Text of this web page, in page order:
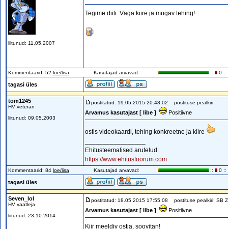
liitunud: 11.05.2007
Tegime diili. Väga kiire ja mugav tehing!
Kommentaarid: 52 loe/lisa Kasutajad arvavad: :: 0 ::
tagasi üles
tom1245
HV veteran
liitunud: 09.05.2003
postitatud: 19.05.2015 20:48:02 postituse pealkiri:
Arvamus kasutajast [ libe ]: Positiivne
ostis videokaardi, tehing konkreetne ja kiire
Ehitusteemalised arutelud:
https://www.ehitusfoorum.com
Kommentaarid: 84 loe/lisa Kasutajad arvavad: :: 0 ::
tagasi üles
Seven_lol
HV vaatleja
liitunud: 23.10.2014
postitatud: 18.05.2015 17:55:08 postituse pealkiri: SB
Arvamus kasutajast [ libe ]: Positiivne
Kiir meeldiv ostja, soovitan!